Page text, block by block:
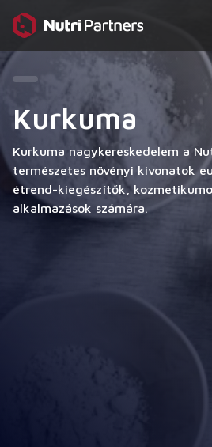
Kurkuma
Kurkuma nagykereskedelem a
természetes növényi kivonatok
étrend-kiegészítők,
alkalmazások számára.